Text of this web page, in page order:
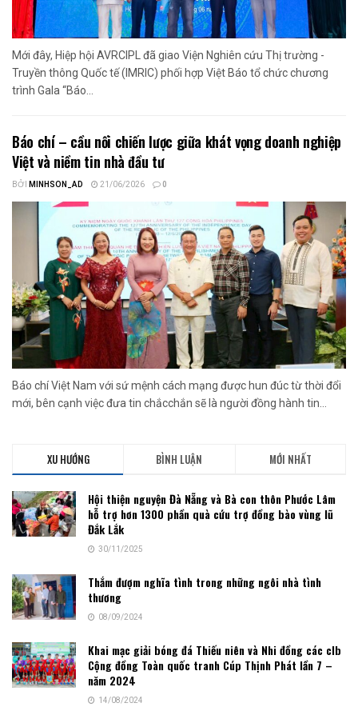
Mới đây, Hiệp hội AVRCIPL đã giao Viện Nghiên cứu Thị trường -
Truyền thông Quốc tế (IMRIC) phối hợp Việt Báo tổ chức chương
trình Gala “Báo...
Báo chí – cầu nối chiến lược giữa khát vọng doanh nghiệp
Việt và niềm tin nhà đầu tư
BỞI MINHSON_AD 21/06/2026 0
Báo chí Việt Nam với sứ mệnh cách mạng được hun đúc từ thời đổi
mới, bên cạnh việc đưa tin chắcchắn sẽ là người đồng hành tin...
XU HƯỚNG BÌNH LUẬN MỚI NHẤT
Hội thiện nguyện Đà Nẵng và Bà con thôn Phước Lâm
hỗ trợ hơn 1300 phần quà cứu trợ đồng bào vùng lũ
Đắk Lắk
30/11/2025
Thắm đượm nghĩa tình trong những ngôi nhà tình
thương
08/09/2024
Khai mạc giải bóng đá Thiếu niên và Nhi đồng các clb
Cộng đồng Toàn quốc tranh Cúp Thịnh Phát lần 7 –
năm 2024
14/08/2024